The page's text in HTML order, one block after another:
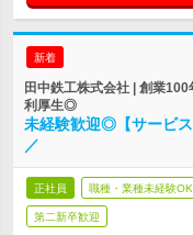
新着
田中鉄工株式会社 | 創業
利厚生◎
未経験歓迎◎【サービ
／
正社員 職種・業種未経験OK
第二新卒歓迎